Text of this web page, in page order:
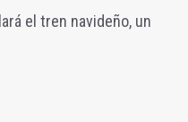
el tren navideño, un